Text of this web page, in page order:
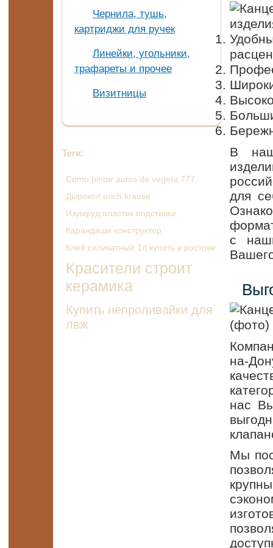
Чернила, тушь,
картриджи для ручек
Линейки, угольники,
трафареты и прочее
Визитницы
Теги:
Como pintar autos de vegeta 777
Дырокол erich krause
Изумруд пластик подставки
Карандаши конструктор
Клей силикатный 1л купить в ростове
Красители строит
керамика
Купить непроливайки для
лвж
В
для
с
на-
нас
Мы